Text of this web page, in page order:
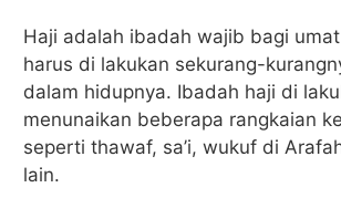
Haji adalah ibadah wajib bagi
harus di lakukan sekurang-
dalam hidupnya. Ibadah haji di
menunaikan beberapa rangkaian
seperti thawaf, sa’i, wukuf di
lain.